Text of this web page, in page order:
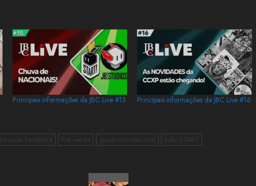
Principais informações da JBC Live #15 Principais informações da JBC Live #16
Jornada Fantástica Pré-venda quadrinho nacional Selo START